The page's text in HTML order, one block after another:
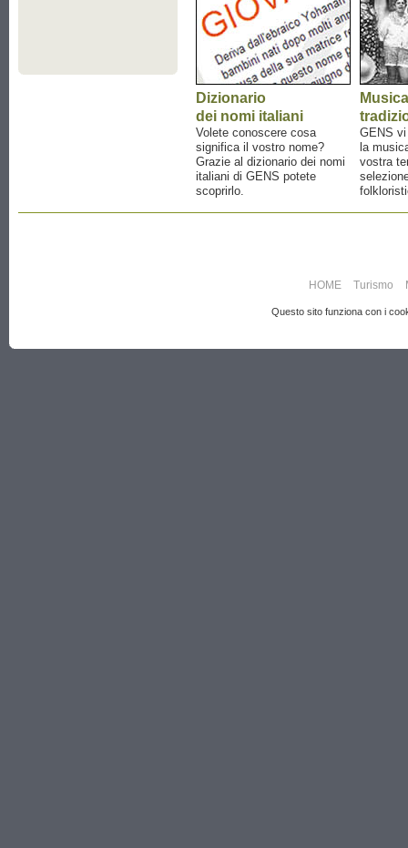
Dizionario
dei nomi italiani
Volete conoscere cosa
significa il vostro nome?
Grazie al dizionario dei nomi
italiani di GENS potete
scoprirlo.
Musica
GENS
la
vostra
HOME Turismo
Questo sito funziona con i